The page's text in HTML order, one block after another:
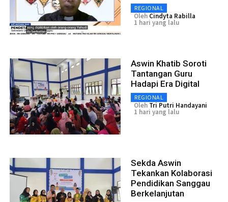
REGIONAL
Oleh Cindyta Rabilla
1 hari yang lalu
Aswin Khatib Soroti
Tantangan Guru
Hadapi Era Digital
REGIONAL
Oleh Tri Putri Handayani
1 hari yang lalu
Sekda Aswin
Tekankan Kolaborasi
Pendidikan Sanggau
Berkelanjutan